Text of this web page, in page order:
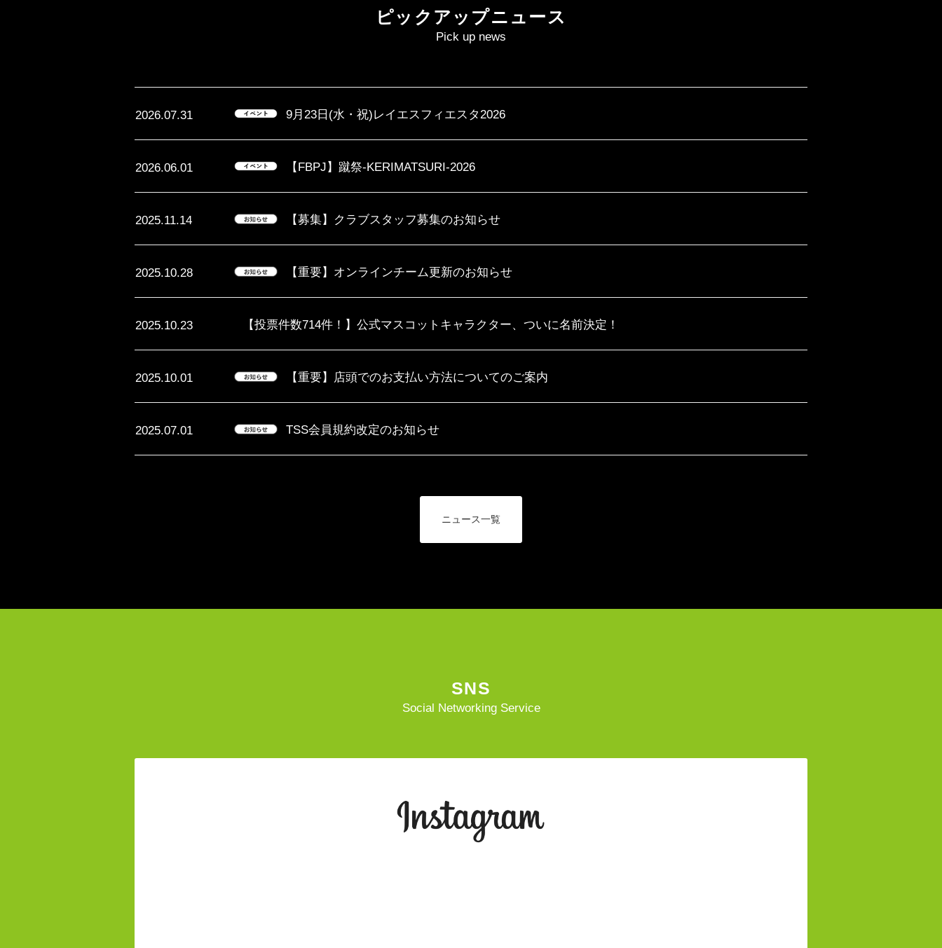
ピックアップニュース
Pick up news
2026.07.31 9月23日(水・祝)レイエスフィエスタ2026
2026.06.01 【FBPJ】蹴祭-KERIMATSURI-2026
2025.11.14 【募集】クラブスタッフ募集のお知らせ
2025.10.28 【重要】オンラインチーム更新のお知らせ
2025.10.23 【投票件数714件！】公式マスコットキャラクター、ついに名前決定！
2025.10.01 【重要】店頭でのお支払い方法についてのご案内
2025.07.01 TSS会員規約改定のお知らせ
ニュース一覧
SNS
Social Networking Service